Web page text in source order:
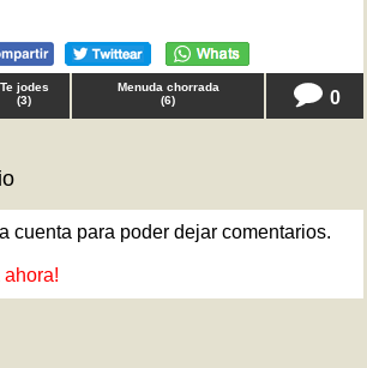
Te jodes
(3)
Menuda chorrada
(6) 0
cuenta para poder dejar comentarios.
ahora!